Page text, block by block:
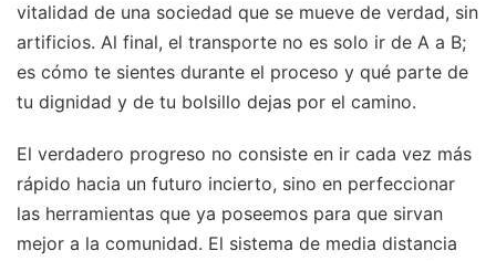
vitalidad de una sociedad que se mueve de verdad, sin
artificios. Al final, el transporte no es solo ir de A a B;
es cómo te sientes durante el proceso y qué parte de
tu dignidad y de tu bolsillo dejas por el camino.
El verdadero progreso no consiste en ir cada vez más
rápido hacia un futuro incierto, sino en perfeccionar
las herramientas que ya poseemos para que sirvan
mejor a la comunidad. El sistema de media distancia